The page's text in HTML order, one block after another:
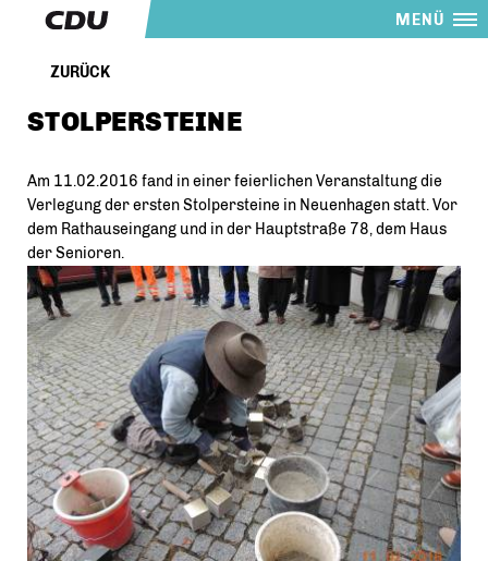
MENÜ
ZURÜCK
STOLPERSTEINE
Am 11.02.2016 fand in einer feierlichen Veranstaltung die
Verlegung der ersten Stolpersteine in Neuenhagen statt. Vor
dem Rathauseingang und in der Hauptstraße 78, dem Haus
der Senioren.